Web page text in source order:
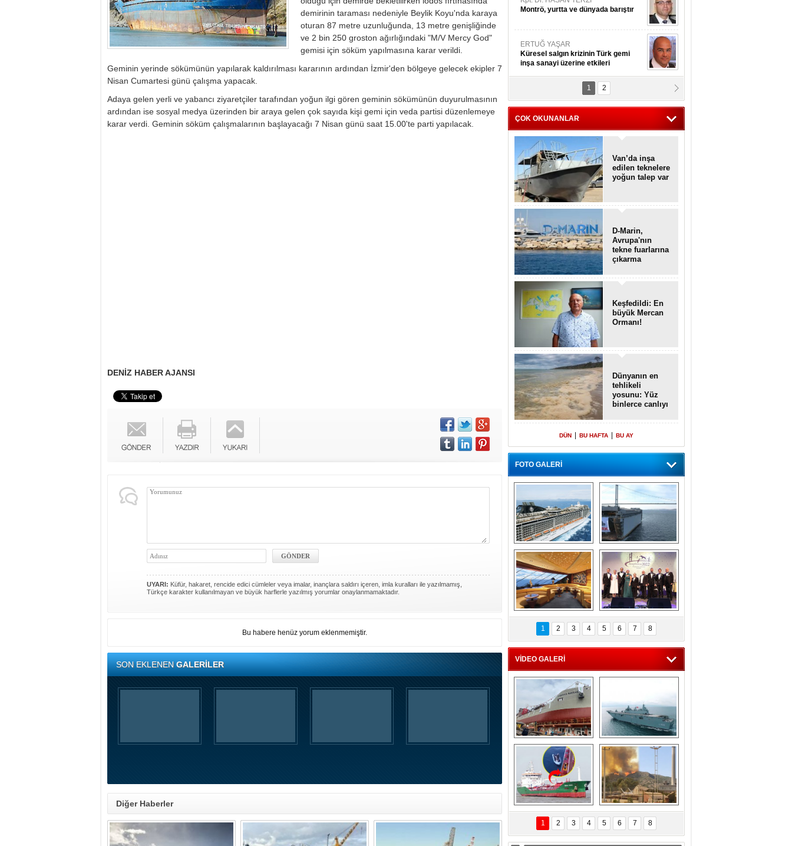
demirinin taraması nedeniyle Beylik Koyu'nda karaya
oturan 87 metre uzunluğunda, 13 metre genişliğinde
ve 2 bin 250 groston ağırlığındaki "M/V Mercy God"
gemisi için söküm yapılmasına karar verildi.
Geminin yerinde sökümünün yapılarak kaldırılması kararının ardından İzmir'den bölgeye gelecek ekipler 7
Nisan Cumartesi günü çalışma yapacak.
Adaya gelen yerli ve yabancı ziyaretçiler tarafından yoğun ilgi gören geminin sökümünün duyurulmasının
ardından ise sosyal medya üzerinden bir araya gelen çok sayıda kişi gemi için veda partisi düzenlemeye
karar verdi. Geminin söküm çalışmalarının başlayacağı 7 Nisan günü saat 15.00'te parti yapılacak.
DENİZ HABER AJANSI
UYARI: Küfür, hakaret, rencide edici cümleler veya imalar, inançlara saldırı içeren, imla kuralları ile yazılmamış,
Türkçe karakter kullanılmayan ve büyük harflerle yazılmış yorumlar onaylanmamaktadır.
Bu habere henüz yorum eklenmemiştir.
SON EKLENENGALERİLER
Diğer Haberler
Montrö, yurtta ve dünyada barıştır
ERTUĞ YAŞAR
Küresel salgın krizinin Türk gemi
inşa sanayi üzerine etkileri
Kpt. MESUT AZMİ GÖKSOY
ithafen...
1 2
ÇOK OKUNANLAR
Van’da inşa
edilen teknelere
yoğun talep var
D-Marin,
Avrupa'nın
tekne fuarlarına
çıkarma
Keşfedildi: En
büyük Mercan
Ormanı!
Dünyanın en
tehlikeli
yosunu: Yüz
binlerce canlıyı
DÜN BU HAFTA BU AY
FOTO GALERİ
“Gemi içinde gemi”
konsepti ile MSC
Splendida
Dünyada tek!
Denizaltı yüzer
havuzu intikal
seyrine başladı
MSC'den 55 milyon
euroluk turizm geliri
müjdesi
5. Bosphorus Ship
Brokers Dinner,
İstanbul’da yapıldı
1 2 3 4 5 6 7 8
VİDEO GALERİ
Çeksan Tersanesi,
Başaran Bayrak
tankerini suya
indirdi
TCG Anadolu,
tersane teknik
seyrini tamamladı
Göçmenlerin
imdadına Türk
sahipli MINA DENIZ
yetişti
Milas’taki yangın
yeniden termik
santrallere doğru
ilerliyor
1 2 3 4 5 6 7 8